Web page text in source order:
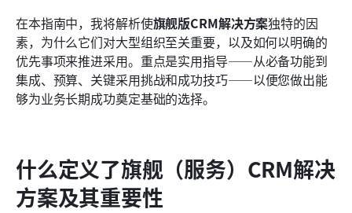
在本指南中，我将解析使旗舰版CRM解决方案独特的因
素，为什么它们对大型组织至关重要，以及如何以明确的
优先事项来推进采用。重点是实用指导——从必备功能到
集成、预算、关键采用挑战和成功技巧——以便您做出能
够为业务长期成功奠定基础的选择。
什么定义了旗舰（服务）CRM解决
方案及其重要性
常见问题解答
了解更多阅读